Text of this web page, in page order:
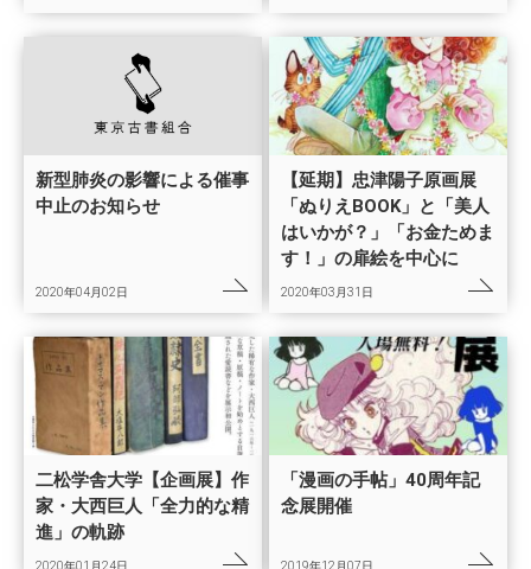
新型肺炎の影響による催事
中止のお知らせ
2020年04月02日
【延期】忠津陽子原画展
「ぬりえBOOK」と「美人
はいかが？」「お金ためま
す！」の扉絵を中心に
2020年03月31日
二松学舎大学【企画展】作
家・大西巨人「全力的な精
進」の軌跡
2020年01月24日
「漫画の手帖」40周年記
念展開催
2019年12月07日